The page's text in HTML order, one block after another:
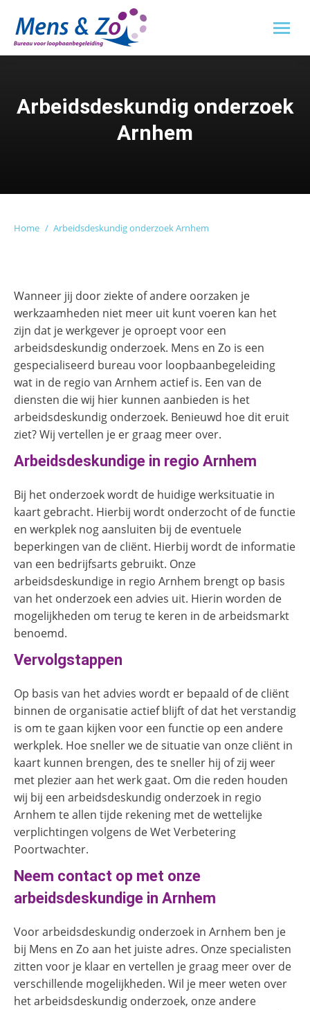
Arbeidsdeskundig onderzoek
Arnhem
Home Arbeidsdeskundig onderzoek Arnhem
Wanneer jij door ziekte of andere oorzaken je
werkzaamheden niet meer uit kunt voeren kan het
zijn dat je werkgever je oproept voor een
arbeidsdeskundig onderzoek. Mens en Zo is een
gespecialiseerd bureau voor loopbaanbegeleiding
wat in de regio van Arnhem actief is. Een van de
diensten die wij hier kunnen aanbieden is het
arbeidsdeskundig onderzoek. Benieuwd hoe dit eruit
ziet? Wij vertellen je er graag meer over.
Arbeidsdeskundige in regio Arnhem
Bij het onderzoek wordt de huidige werksituatie in
kaart gebracht. Hierbij wordt onderzocht of de functie
en werkplek nog aansluiten bij de eventuele
beperkingen van de cliënt. Hierbij wordt de informatie
van een bedrijfsarts gebruikt. Onze
arbeidsdeskundige in regio Arnhem brengt op basis
van het onderzoek een advies uit. Hierin worden de
mogelijkheden om terug te keren in de arbeidsmarkt
benoemd.
Vervolgstappen
Op basis van het advies wordt er bepaald of de cliënt
binnen de organisatie actief blijft of dat het verstandig
is om te gaan kijken voor een functie op een andere
werkplek. Hoe sneller we de situatie van onze cliënt in
kaart kunnen brengen, des te sneller hij of zij weer
met plezier aan het werk gaat. Om die reden houden
wij bij een arbeidsdeskundig onderzoek in regio
Arnhem te allen tijde rekening met de wettelijke
verplichtingen volgens de Wet Verbetering
Poortwachter.
Neem contact op met onze
arbeidsdeskundige in Arnhem
Voor arbeidsdeskundig onderzoek in Arnhem ben je
bij Mens en Zo aan het juiste adres. Onze specialisten
zitten voor je klaar en vertellen je graag meer over de
verschillende mogelijkheden. Wil je meer weten over
het arbeidsdeskundig onderzoek, onze andere